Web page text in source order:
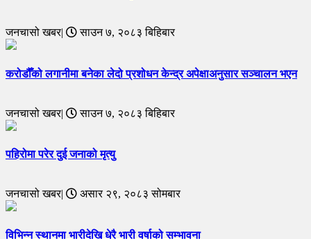
जनचासो खबर| साउन ७, २०८३ बिहिबार
करोडौँको लगानीमा बनेका लेदो प्रशोधन केन्द्र अपेक्षाअनुसार सञ्चालन भएन
जनचासो खबर| साउन ७, २०८३ बिहिबार
पहिरोमा परेर दुई जनाको मृत्यु
जनचासो खबर| असार २९, २०८३ सोमबार
विभिन्न स्थानमा भारीदेखि धेरै भारी वर्षाको सम्भावना